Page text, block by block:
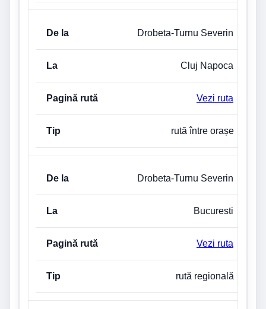
Drobeta-Turnu Severin
Cluj Napoca
Vezi ruta
rută între orașe
Drobeta-Turnu Severin
Bucuresti
Vezi ruta
rută regională